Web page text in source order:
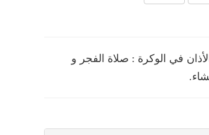
في الوكرة : صلاة الفجر و